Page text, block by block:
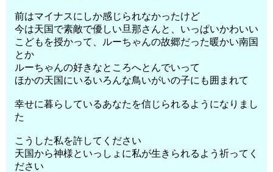
前はマイナスにしか感じられなかったけど
今は天国で素敵で優しい旦那さんと、いっぱいかわいい
こどもを授かって、ルーちゃんの故郷だった暖かい南国
とか
ルーちゃんの好きなところへとんでいって
ほかの天国にいるいろんな鳥いがいの子にも囲まれて
幸せに暮らしているあなたを信じられるようになりまし
た
こうした私を許してください
天国から神様といっしょに私が生きられるよう祈ってく
ださい